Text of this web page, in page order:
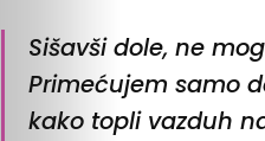
Sišavši dole, ne
Primećujem samo
kako topli vazduh